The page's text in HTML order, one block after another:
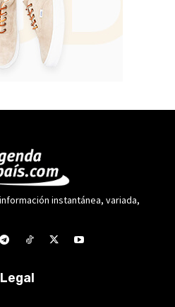
instantánea, variada,
Legal